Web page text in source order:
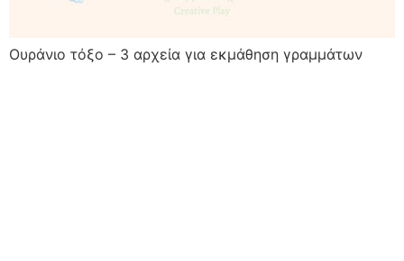
Ουράνιο τόξο – 3 αρχεία για εκμάθηση γραμμάτων